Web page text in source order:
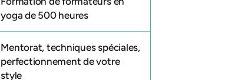
yoga de 500 heures
Mentorat, techniques spéciales,
perfectionnement de votre
style